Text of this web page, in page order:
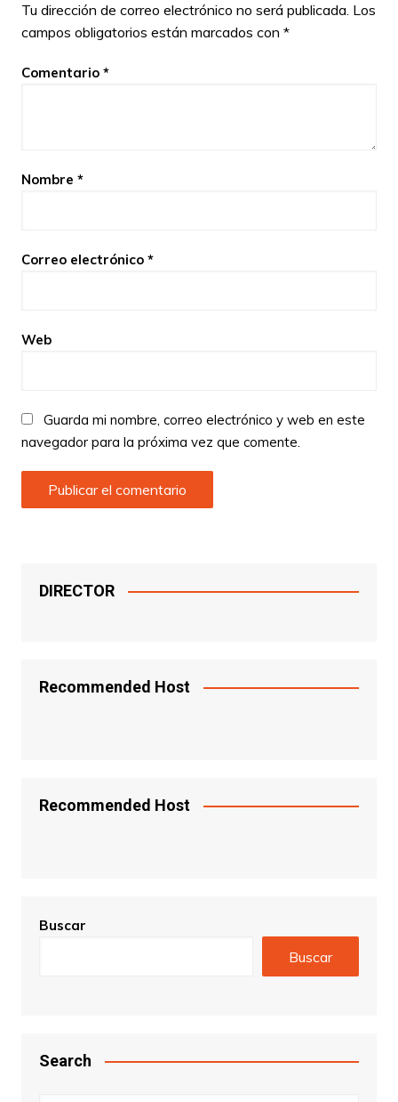
Tu dirección de correo electrónico no será publicada. Los
campos obligatorios están marcados con *
Comentario *
Nombre *
Correo electrónico *
Web
Guarda mi nombre, correo electrónico y web en este
navegador para la próxima vez que comente.
DIRECTOR
Recommended Host
Recommended Host
Buscar
Buscar
Search